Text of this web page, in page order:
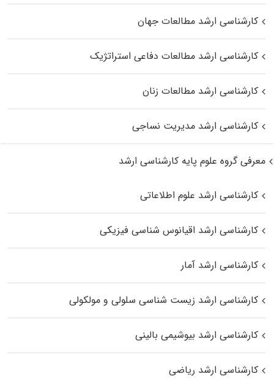
کارشناسی ارشد مطالعات جهان
کارشناسی ارشد مطالعات دفاعی استراتژیک
کارشناسی ارشد مطالعات زنان
کارشناسی ارشد مدیریت نساجی
معرفی گروه علوم پایه کارشناسی ارشد
کارشناسی ارشد علوم اطلاعاتی
کارشناسی ارشد اقیانوس‌ شناسی فیزیکی
کارشناسی ارشد آمار
کارشناسی ارشد زیست شناسی سلولی و مولکولی
کارشناسی ارشد بیوشیمی بالینی
کارشناسی ارشد ریاضی